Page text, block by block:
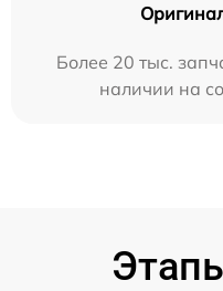
Более 20 тыс.
наличии на